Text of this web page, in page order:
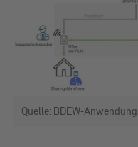
Quelle: BDEW-